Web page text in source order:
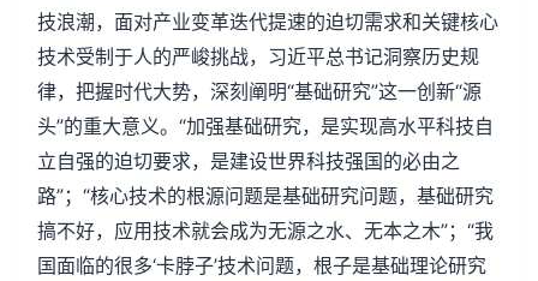
技浪潮，面对产业变革迭代提速的迫切需求和关键核心
技术受制于人的严峻挑战，习近平总书记洞察历史规
律，把握时代大势，深刻阐明“基础研究”这一创新“源
头”的重大意义。“加强基础研究，是实现高水平科技自
立自强的迫切要求，是建设世界科技强国的必由之
路”；“核心技术的根源问题是基础研究问题，基础研究
搞不好，应用技术就会成为无源之水、无本之木”；“我
国面临的很多‘卡脖子’技术问题，根子是基础理论研究